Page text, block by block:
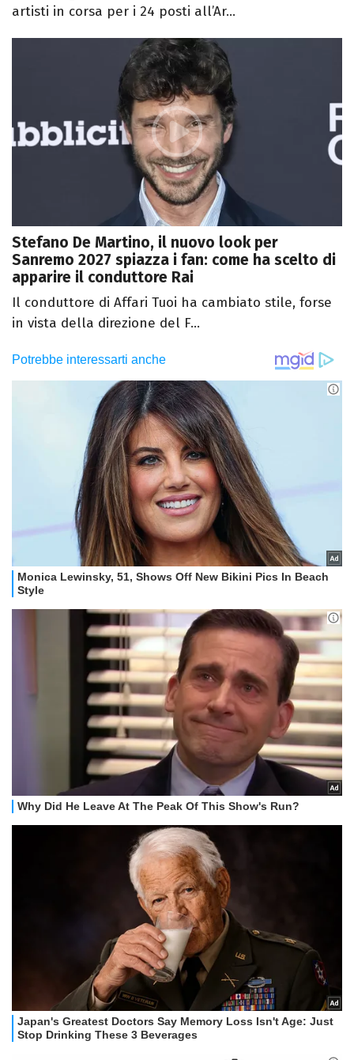
artisti in corsa per i 24 posti all’Ar...
Stefano De Martino, il nuovo look per
Sanremo 2027 spiazza i fan: come ha scelto di
apparire il conduttore Rai
Il conduttore di Affari Tuoi ha cambiato stile, forse
in vista della direzione del F...